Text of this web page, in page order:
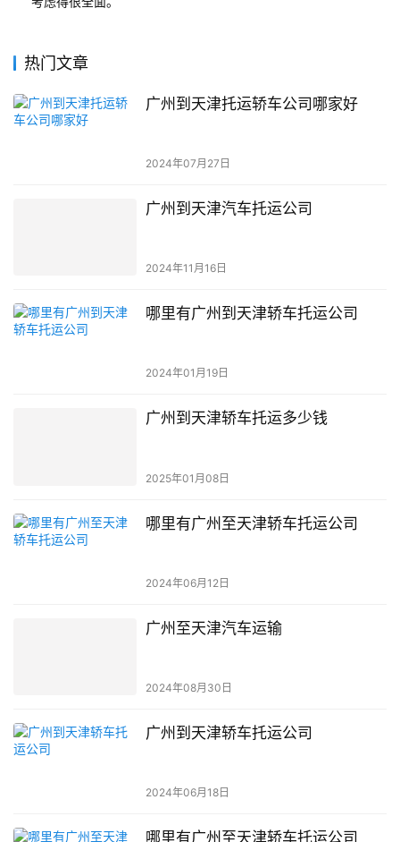
热门文章
广州到天津托运轿车公司哪家好
2024年07月27日
广州到天津汽车托运公司
2024年11月16日
哪里有广州到天津轿车托运公司
2024年01月19日
广州到天津轿车托运多少钱
2025年01月08日
哪里有广州至天津轿车托运公司
2024年06月12日
广州至天津汽车运输
2024年08月30日
广州到天津轿车托运公司
2024年06月18日
哪里有广州至天津轿车托运公司